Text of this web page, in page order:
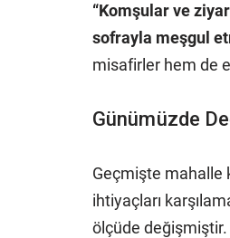
“Komşular ve
sofrayla meşgul
misafirler hem de
Günümüzde
Geçmişte mahalle
ihtiyaçları
ölçüde değişmiştir.